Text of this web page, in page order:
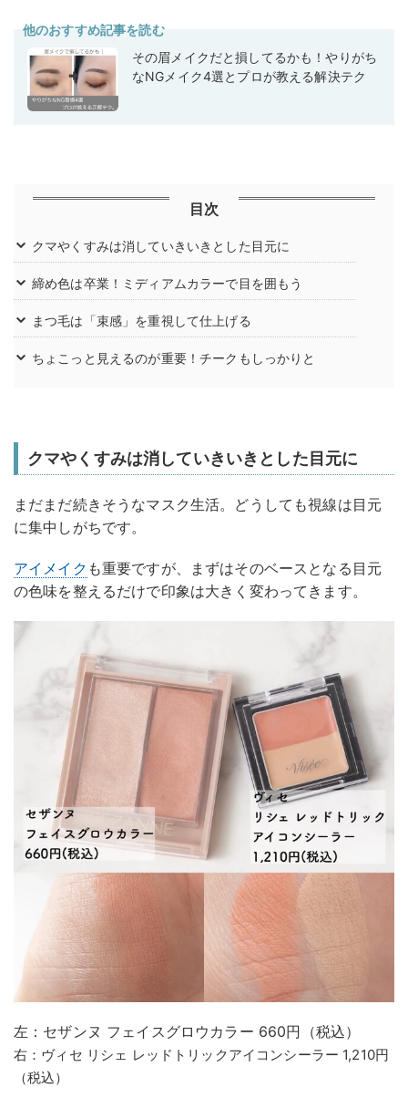
他のおすすめ記事を読む
その眉メイクだと損してるかも！やりがち
なNGメイク4選とプロが教える解決テク
目次
クマやくすみは消していきいきとした目元に
締め色は卒業！ミディアムカラーで目を囲もう
まつ毛は「束感」を重視して仕上げる
ちょこっと見えるのが重要！チークもしっかりと
クマやくすみは消していきいきとした目元に
まだまだ続きそうなマスク生活。どうしても視線は目元
に集中しがちです。
アイメイク も重要ですが、まずはそのベースとなる目元
の色味を整えるだけで印象は大きく変わってきます。
左：セザンヌ フェイスグロウカラー 660円（税込）
右：ヴィセ リシェ レッドトリックアイコンシーラー 1,210円
（税込）